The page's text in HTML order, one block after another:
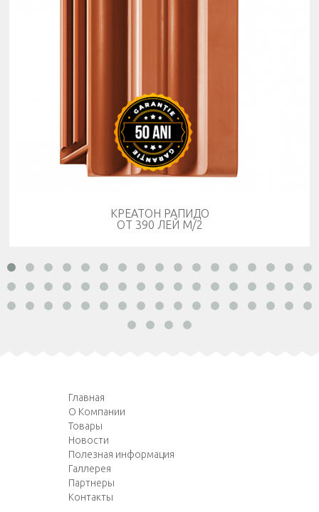
КРЕАТОН РАПИДО
ОТ 390 ЛЕЙ М/2
Главная
О Компании
Товары
Новости
Полезная информация
Галлерея
Партнеры
Контакты